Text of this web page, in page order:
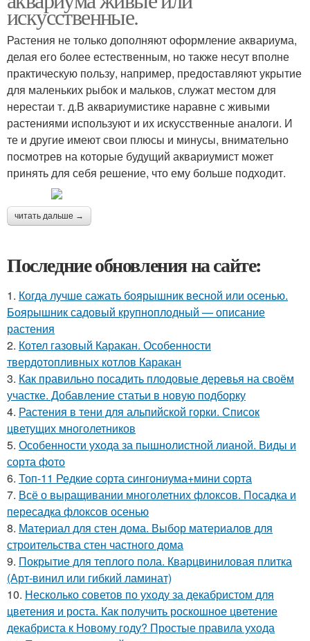
искусственные.
Растения не только дополняют оформление аквариума,
делая его более естественным, но также несут вполне
практическую пользу, например, предоставляют укрытие
для маленьких рыбок и мальков, служат местом для
нерестаи т. д.В аквариумистике наравне с живыми
растениями используют и их искусственные аналоги. И
те и другие имеют свои плюсы и минусы, внимательно
посмотрев на которые будущий аквариумист может
принять для себя решение, что ему больше подходит.
читать дальше →
Последние обновления на сайте:
1. Когда лучше сажать боярышник весной или осенью.
Боярышник садовый крупноплодный — описание
растения
2. Котел газовый Каракан. Особенности
твердотопливных котлов Каракан
3. Как правильно посадить плодовые деревья на своём
участке. Добавление статьи в новую подборку
4. Растения в тени для альпийской горки. Список
цветущих многолетников
5. Особенности ухода за пышнолистной лианой. Виды и
сорта фото
6. Топ-11 Редкие сорта сингониума+мини сорта
7. Всё о выращивании многолетних флоксов. Посадка и
пересадка флоксов осенью
8. Материал для стен дома. Выбор материалов для
строительства стен частного дома
9. Покрытие для теплого пола. Кварцвиниловая плитка
(Арт-винил или гибкий ламинат)
10. Несколько советов по уходу за декабристом для
цветения и роста. Как получить роскошное цветение
декабриста к Новому году? Простые правила ухода